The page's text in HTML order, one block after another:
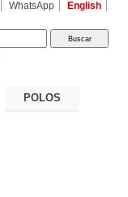
WhatsApp English
POLOS